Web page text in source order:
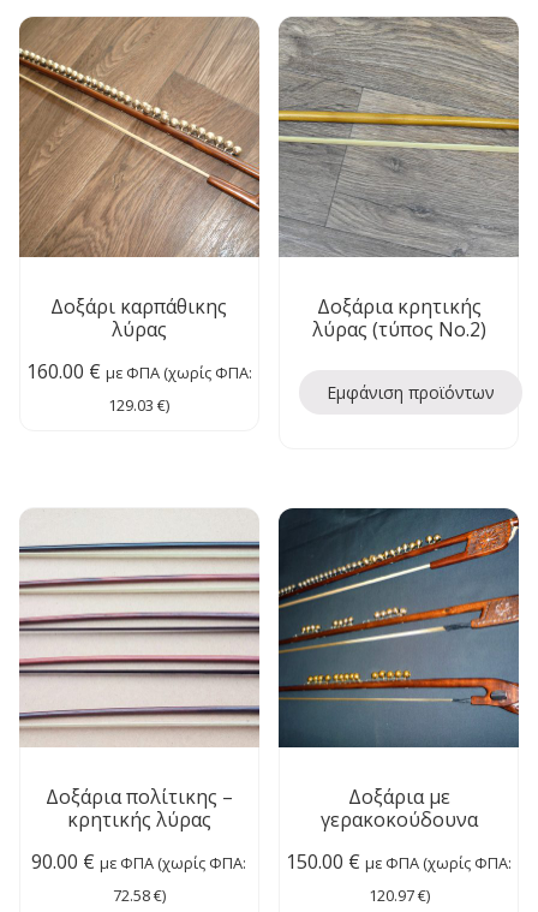
Δοξάρι καρπάθικης
λύρας
160.00 € με ΦΠΑ (χωρίς ΦΠΑ:
129.03€)
Δοξάρια κρητικής
λύρας (τύπος Νο.2)
Εμφάνιση προϊόντων
Δοξάρια πολίτικης –
κρητικής λύρας
90.00 € με ΦΠΑ (χωρίς ΦΠΑ:
72.58€)
Δοξάρια με
γερακοκούδουνα
150.00 € με ΦΠΑ (χωρίς ΦΠΑ:
120.97€)